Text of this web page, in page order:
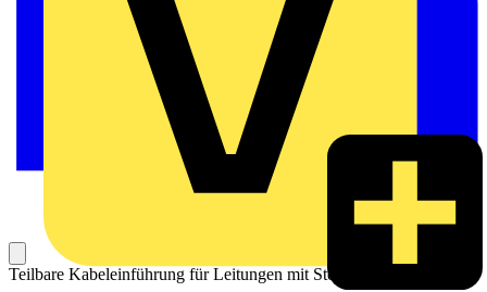
Teilbare Kabeleinführung für Leitungen mit Stecker.